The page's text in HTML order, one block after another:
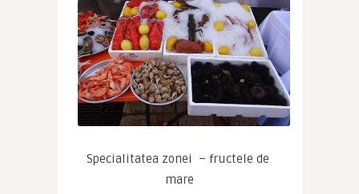
Specialitatea zonei  – fructele de
mare